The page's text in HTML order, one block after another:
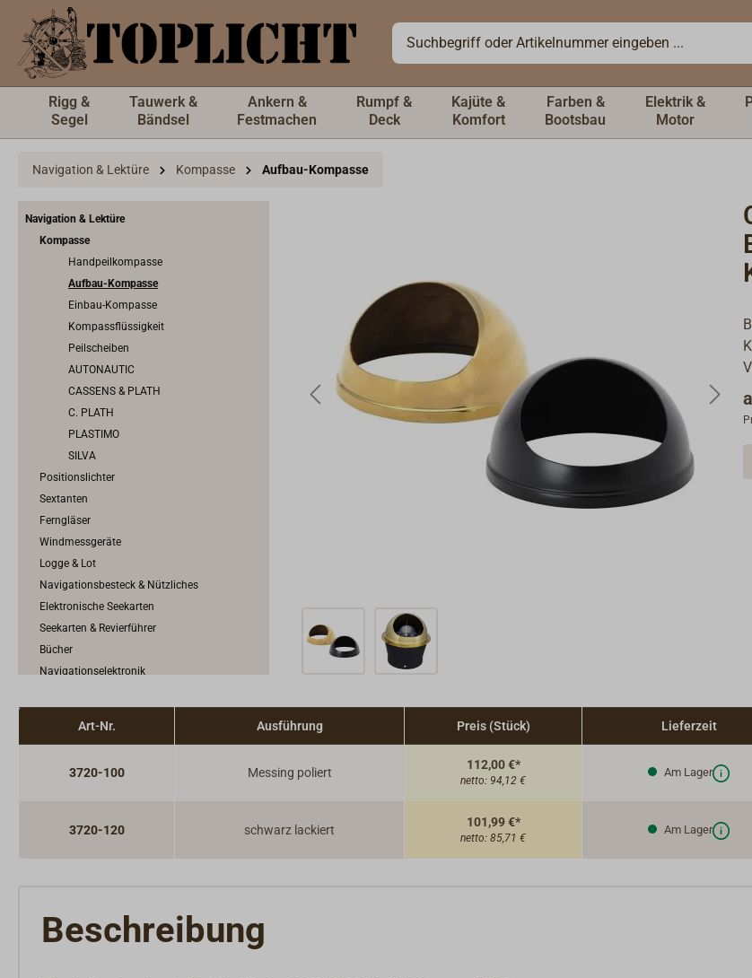
springen
Rigg &
Segel
Tauwerk &
Bändsel
Ankern &
Festmachen
Rumpf &
Deck
Kajüte &
Komfort
Farben &
Bootsbau
Elektrik &
Motor
Navigation & Lektüre Kompasse Aufbau-Kompasse
Navigation & Lektüre
Kompasse
Handpeilkompasse
Aufbau-Kompasse
Einbau-Kompasse
Kompassflüssigkeit
Peilscheiben
AUTONAUTIC
CASSENS & PLATH
C. PLATH
PLASTIMO
SILVA
Positionslichter
Sextanten
Ferngläser
Windmessgeräte
Logge & Lot
Navigationsbesteck & Nützliches
Elektronische Seekarten
Seekarten & Revierführer
Bücher
Navigationselektronik
Art-Nr. Ausführung Preis (Stück) Lieferzeit
3720-100 Messing poliert
112,00 €*
netto: 94,12 €
Am Lager
3720-120 schwarz lackiert
101,99 €*
netto: 85,71 €
Am Lager
Beschreibung